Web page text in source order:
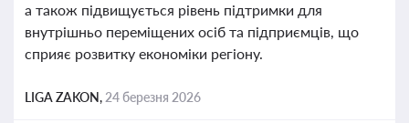
а також підвищується рівень підтримки для
внутрішньо переміщених осіб та підприємців, що
сприяє розвитку економіки регіону.
LIGA ZAKON, 24 березня 2026